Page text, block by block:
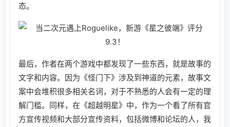
态。
最后，作者在两个游戏中都发现了一些东西，就是故事的
文字和内容。因为《怪门下》涉及到神道的元素，故事文
案中会堆积很多相关名词，对于不熟悉的人会有一定的理
解门槛。同样，在《超越明星》中，作为一个看了所有官
方宣传视频和大部分宣传资料，包括微博和论坛的人，我